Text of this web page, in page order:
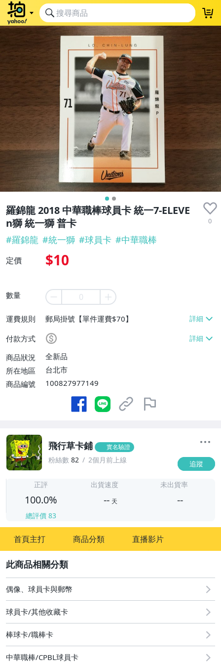
羅錦龍 2018 中華職棒球員卡 統一7-ELEVE
n獅 統一獅 普卡
0
#羅錦龍 #統一獅 #球員卡 #中華職棒
定價 $10
數量
運費規則
郵局掛號【單件運費$70】
付款方式
商品狀況
全新品
所在地區
台北市
商品編號
100827977149
飛行草卡鋪 實名驗證
粉絲數 82 2個月前上線 追蹤
正評
100.0%
總評價 83
出貨速度
-- 天
未出貨率
--
首頁主打 商品分類 直播影片
偶像、球員卡與郵幣
球員卡/其他收藏卡
棒球卡/職棒卡
中華職棒/CPBL球員卡